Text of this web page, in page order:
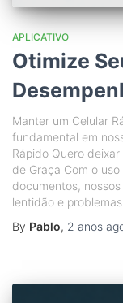
APLICATIVO
Otimize
Manter um Celular
fundamental em
Rápido Quero
de Graça Com o
documentos,
lentidão e
By Pablo, 2 anos